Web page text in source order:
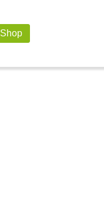
Shop